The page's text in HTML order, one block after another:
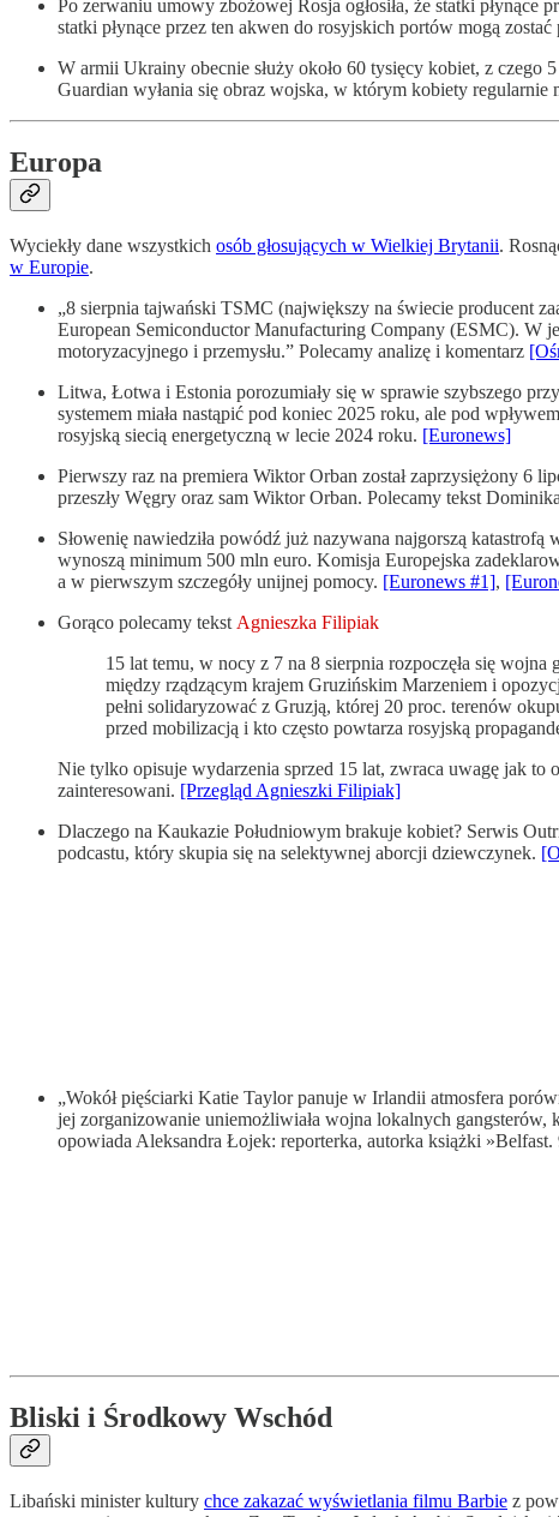
Po zerwaniu umowy zbożowej Rosja ogłosiła, że statki płynące
statki płynące przez ten akwen do rosyjskich portów mogą
W armii Ukrainy obecnie służy około 60 tysięcy kobiet, z
Guardian wyłania się obraz wojska, w którym kobiety regularnie
Europa
Wyciekły dane wszystkich osób głosujących w Wielkiej Brytanii.
w Europie.
„8 sierpnia tajwański TSMC (największy na świecie producent
European Semiconductor Manufacturing Company (ESMC). W
motoryzacyjnego i przemysłu.” Polecamy analizę i komentarz
Litwa, Łotwa i Estonia porozumiały się w sprawie szybszego
systemem miała nastąpić pod koniec 2025 roku, ale pod
rosyjską siecią energetyczną w lecie 2024 roku. [Euronews]
Pierwszy raz na premiera Wiktor Orban został zaprzysiężony 6
przeszły Węgry oraz sam Wiktor Orban. Polecamy tekst
Słowenię nawiedziła powódź już nazywana najgorszą
wynoszą minimum 500 mln euro. Komisja Europejska
a w pierwszym szczegóły unijnej pomocy. [Euronews #1],
Gorąco polecamy tekst Agnieszka Filipiak
15 lat temu, w nocy z 7 na 8 sierpnia rozpoczęła się
między rządzącym krajem Gruzińskim Marzeniem i
pełni solidaryzować z Gruzją, której 20 proc. terenów
przed mobilizacją i kto często powtarza rosyjską
Nie tylko opisuje wydarzenia sprzed 15 lat, zwraca uwagę jak to
zainteresowani. [Przegląd Agnieszki Filipiak]
Dlaczego na Kaukazie Południowym brakuje kobiet? Serwis
podcastu, który skupia się na selektywnej aborcji dziewczynek.
„Wokół pięściarki Katie Taylor panuje w Irlandii atmosfera
jej zorganizowanie uniemożliwiała wojna lokalnych
opowiada Aleksandra Łojek: reporterka, autorka książki
Bliski i Środkowy Wschód
Libański minister kultury chce zakazać wyświetlania filmu Barbie z